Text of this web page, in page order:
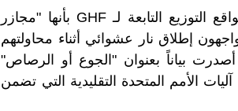
التوزيع التابعة لـGHF
بأنها "مجازر
إطلاق نار عشوائي أثناء محاولتهم
بياناً بعنوان "الجوع أو الرصاص"
الأمم المتحدة التقليدية التي تضمن